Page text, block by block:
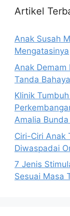
Artikel
Anak Susah
Mengatasinya
Anak Demam
Tanda
Klinik
Amalia
Ciri-Ciri Anak
Diwaspadai
7 Jenis
Sesuai Masa